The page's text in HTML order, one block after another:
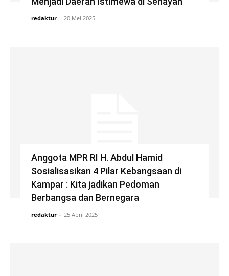
redaktur - 20 Mei 2025
Anggota MPR RI H. Abdul Hamid
Sosialisasikan 4 Pilar Kebangsaan di
Kampar : Kita jadikan Pedoman
Berbangsa dan Bernegara
redaktur - 25 April 2025